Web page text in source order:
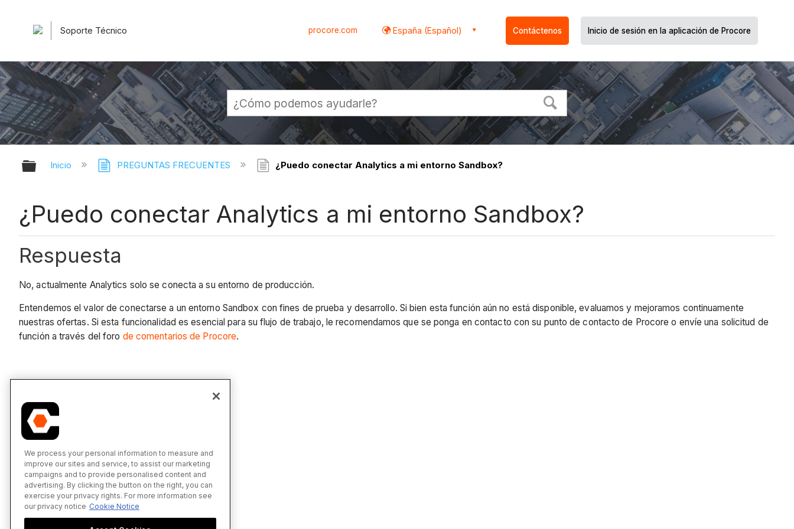
Soporte Técnico procore.com España (Español) Contáctenos Inicio de sesión en la aplicación de Procore
Expandir/contraer jerarquía global
Inicio PREGUNTAS FRECUENTES ¿Puedo conectar Analytics a mi entorno Sandbox?
¿Puedo conectar Analytics a mi entorno Sandbox?
Respuesta
No, actualmente Analytics solo se conecta a su entorno de producción.
Entendemos el valor de conectarse a un entorno Sandbox con fines de prueba y desarrollo. Si bien esta función aún no está disponible, evaluamos y mejoramos continuamente
nuestras ofertas. Si esta funcionalidad es esencial para su flujo de trabajo, le recomendamos que se ponga en contacto con su punto de contacto de Procore o envíe una solicitud de
función a través del foro de comentarios de Procore.
We process your personal information to measure and
improve our sites and service, to assist our marketing
campaigns and to provide personalised content and
advertising. By clicking the button on the right, you can
exercise your privacy rights. For more information see
our privacy notice Cookie Notice